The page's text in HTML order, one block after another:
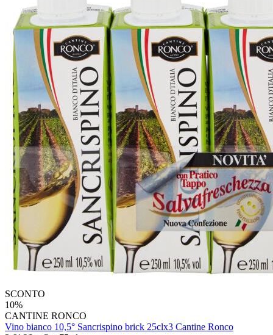
SCONTO
10%
CANTINE RONCO
Vino bianco 10,5° Sancrispino brick 25clx3 Cantine Ronco